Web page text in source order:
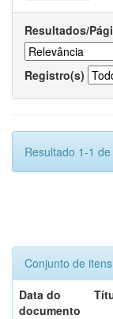
Resultados/
Registro(s)
Resultado 1-1 de
Conjunto de
Data do
documento